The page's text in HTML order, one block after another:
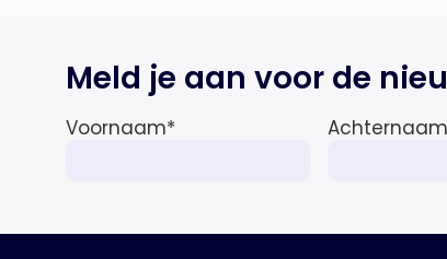
Meld je aan voor de
Voornaam* Achternaam